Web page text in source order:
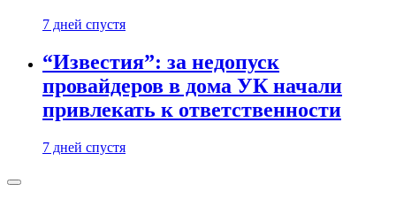
7 дней спустя
“Известия”: за недопуск
провайдеров в дома УК начали
привлекать к ответственности
7 дней спустя